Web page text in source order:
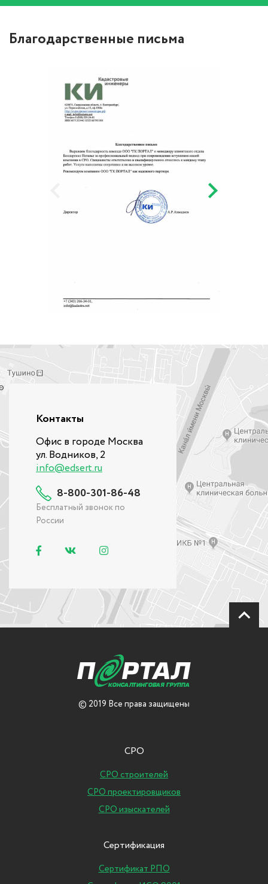
Благодарственные письма
Контакты
Офис в городе Москва
ул. Водников, 2
info@edsert.ru
8-800-301-86-48
Бесплатный звонок по
России
© 2019 Все права защищены
СРО
СРО строителей
СРО проектировщиков
СРО изыскателей
Сертификация
Сертификат РПО